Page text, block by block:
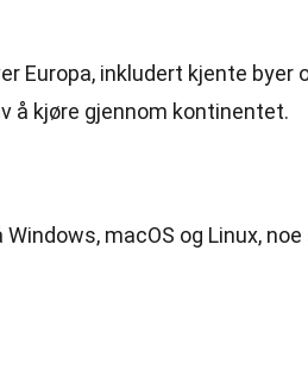
Europa, inkludert kjente byer
å kjøre gjennom kontinentet.
macOS og Linux,